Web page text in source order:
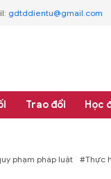
gdtddientu@gmail.com
Trao đổi Học
phạm pháp luật #Thực